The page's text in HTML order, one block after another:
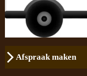
Afspraak maken